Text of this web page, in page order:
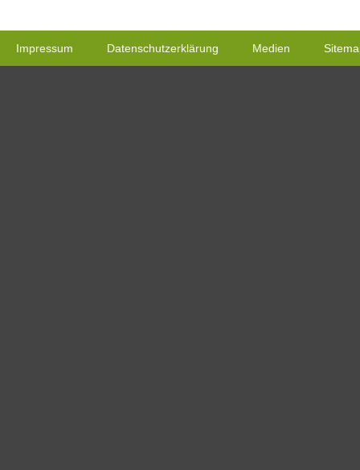
Impressum Datenschutzerklärung Medien